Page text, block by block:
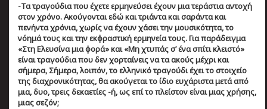
-Τα τραγούδια που έχετε ερμηνεύσει έχουν μια τεράστια αντοχή
στον χρόνο. Ακούγονται εδώ και τριάντα και σαράντα και
πενήντα χρόνια, χωρίς να έχουν χάσει την μουσικότητα, το
νόημά τους και την εκφραστική ερμηνεία τους. Για παράδειγμα
«Στη Ελευσίνα μια φορά» και «Μη χτυπάς σ’ ένα σπίτι κλειστό»
είναι τραγούδια που δεν χορταίνεις να τα ακούς μέχρι και
σήμερα, Σήμερα, λοιπόν, το ελληνικό τραγούδι έχει το στοιχείο
της διαχρονικότητας, θα ακούγεται το ίδιο ευχάριστα μετά από
μια, δυο, τρεις δεκαετίες -ή, ως επί το πλείστον είναι μιας χρήσης,
μιας σεζόν;